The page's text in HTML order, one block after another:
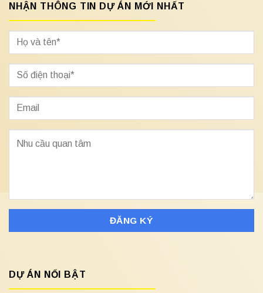
NHẬN THÔNG TIN DỰ ÁN MỚI NHẤT
DỰ ÁN NỔI BẬT